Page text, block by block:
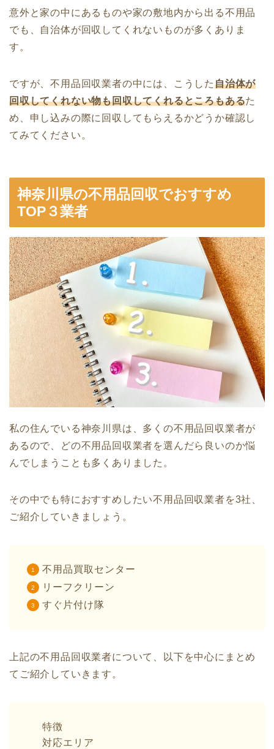
意外と家の中にあるものや家の敷地内から出る不用品
でも、自治体が回収してくれないものが多くありま
す。
ですが、不用品回収業者の中には、こうした自治体が
回収してくれない物も回収してくれるところもあるた
め、申し込みの際に回収してもらえるかどうか確認し
てみてください。
神奈川県の不用品回収でおすすめ
TOP３業者
私の住んでいる神奈川県は、多くの不用品回収業者が
あるので、どの不用品回収業者を選んだら良いのか悩
んでしまうことも多くありました。
その中でも特におすすめしたい不用品回収業者を3社、
ご紹介していきましょう。
不用品買取センター
リーフクリーン
すぐ片付け隊
上記の不用品回収業者について、以下を中心にまとめ
てご紹介していきます。
特徴
対応エリア